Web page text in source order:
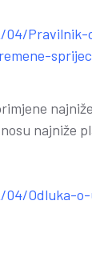
04/Pravilnik-
najniže
04/Odluka-